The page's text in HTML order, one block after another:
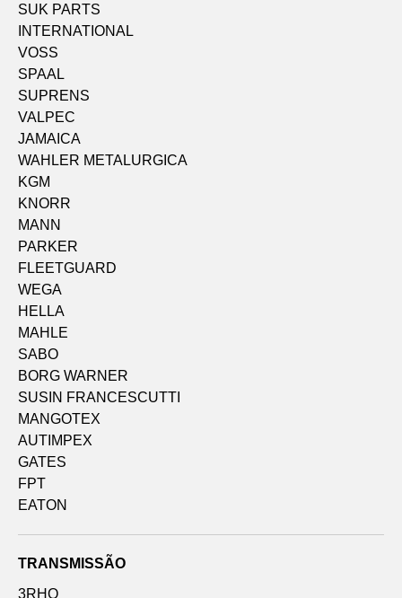
SUK PARTS
INTERNATIONAL
VOSS
SPAAL
SUPRENS
VALPEC
JAMAICA
WAHLER METALURGICA
KGM
KNORR
MANN
PARKER
FLEETGUARD
WEGA
HELLA
MAHLE
SABO
BORG WARNER
SUSIN FRANCESCUTTI
MANGOTEX
AUTIMPEX
GATES
FPT
EATON
TRANSMISSÃO
3RHO